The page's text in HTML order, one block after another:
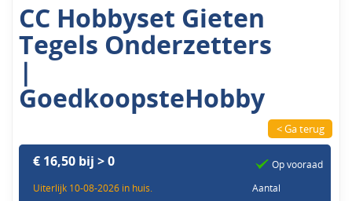
CC Hobbyset Gieten
Tegels Onderzetters
|
GoedkoopsteHobby
< Ga terug
€ 16,50 bij > 0
Uiterlijk 10-08-2026 in huis.
Op vooraad
Aantal